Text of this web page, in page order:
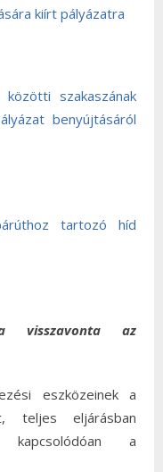
kiírt pályázatra
szakaszának
benyújtásáról
tartozó híd
visszavonta az
eszközeinek a
teljes eljárásban
kapcsolódóan a